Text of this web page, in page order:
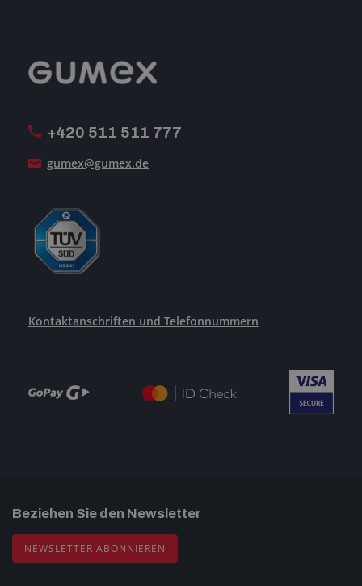
+420 511 511 777
gumex@gumex.de
Kontaktanschriften und Telefonnummern
Reklamation
GUMEX stellt sich vor
Beziehen Sie den Newsletter
NEWSLETTER ABONNIEREN